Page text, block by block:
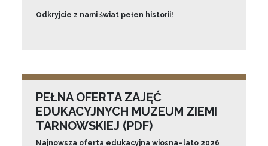
Odkryjcie z nami świat pełen historii!
PEŁNA OFERTA ZAJĘĆ
EDUKACYJNYCH MUZEUM ZIEMI
TARNOWSKIEJ (PDF)
Najnowsza oferta edukacyjna wiosna–lato 2026